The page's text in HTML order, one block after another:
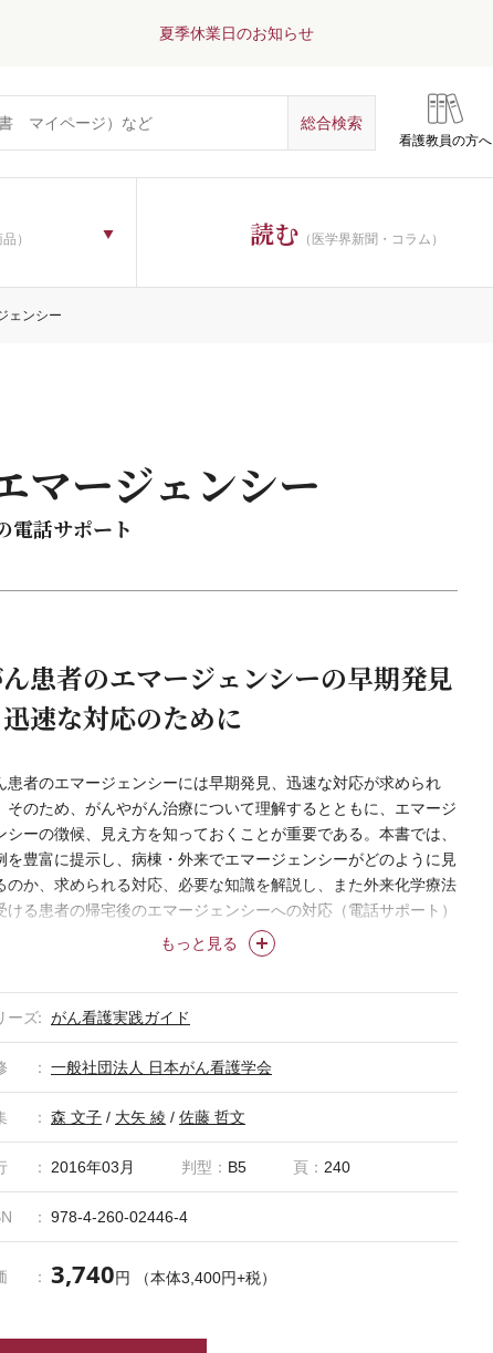
夏季休業日のお知らせ
看護教員の方へ
） 読む （医学界新聞・コラム）
ェンシー
マージェンシー
電話サポート
患者のエマージェンシーの早期発見
速な対応のために
もっと見る
患者のエマージェンシーには早期発見、迅速な対応が求められ
そのため、がんやがん治療について理解するとともに、エマージ
シーの徴候、見え方を知っておくことが重要である。本書では、
を豊富に提示し、病棟・外来でエマージェンシーがどのように見
のか、求められる対応、必要な知識を解説し、また外来化学療法
ける患者の帰宅後のエマージェンシーへの対応（電話サポート）
ーズ がん看護実践ガイド
一般社団法人 日本がん看護学会
森 文子 / 大矢 綾 / 佐藤 哲文
2016年03月 判型： B5 頁： 240
978-4-260-02446-4
3,740円 （本体3,400円+税）